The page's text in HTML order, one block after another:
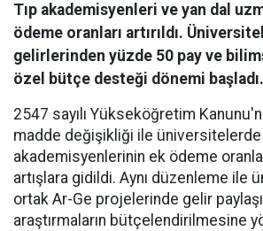
Tıp akademisyenleri ve yan dal
ödeme oranları artırıldı.
gelirlerinden yüzde 50 pay ve
özel bütçe desteği dönemi başladı.
2547 sayılı Yükseköğretim
madde değişikliği ile üniversitelerde
akademisyenlerinin ek ödeme
artışlara gidildi. Aynı düzenleme ile
ortak Ar-Ge projelerinde gelir
araştırmaların bütçelendirilmesine